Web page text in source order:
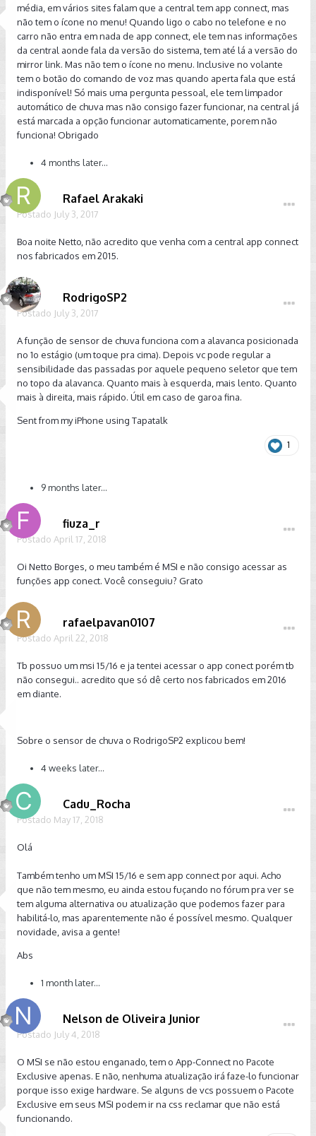
média, em vários sites falam que a central tem app connect, mas
não tem o ícone no menu! Quando ligo o cabo no telefone e no
carro não entra em nada de app connect, ele tem nas informações
da central aonde fala da versão do sistema, tem até lá a versão do
mirror link. Mas não tem o ícone no menu. Inclusive no volante
tem o botão do comando de voz mas quando aperta fala que está
indisponível! Só mais uma pergunta pessoal, ele tem limpador
automático de chuva mas não consigo fazer funcionar, na central já
está marcada a opção funcionar automaticamente, porem não
funciona! Obrigado
4 months later...
Rafael Arakaki
Postado July 3, 2017
Boa noite Netto, não acredito que venha com a central app connect
nos fabricados em 2015.
RodrigoSP2
Postado July 3, 2017
A função de sensor de chuva funciona com a alavanca posicionada
no 1o estágio (um toque pra cima). Depois vc pode regular a
sensibilidade das passadas por aquele pequeno seletor que tem
no topo da alavanca. Quanto mais à esquerda, mais lento. Quanto
mais à direita, mais rápido. Útil em caso de garoa fina.
Sent from my iPhone using Tapatalk
1
9 months later...
fiuza_r
Postado April 17, 2018
Oi Netto Borges, o meu também é MSI e não consigo acessar as
funções app conect. Você conseguiu? Grato
rafaelpavan0107
Postado April 22, 2018
Tb possuo um msi 15/16 e ja tentei acessar o app conect porém tb
não consegui.. acredito que só dê certo nos fabricados em 2016
em diante.
Sobre o sensor de chuva o RodrigoSP2 explicou bem!
4 weeks later...
Cadu_Rocha
Postado May 17, 2018
Olá
Também tenho um MSI 15/16 e sem app connect por aqui. Acho
que não tem mesmo, eu ainda estou fuçando no fórum pra ver se
tem alguma alternativa ou atualização que podemos fazer para
habilitá-lo, mas aparentemente não é possível mesmo. Qualquer
novidade, avisa a gente!
Abs
1 month later...
Nelson de Oliveira Junior
Postado July 4, 2018
O MSI se não estou enganado, tem o App-Connect no Pacote
Exclusive apenas. E não, nenhuma atualização irá faze-lo funcionar
porque isso exige hardware. Se alguns de vcs possuem o Pacote
Exclusive em seus MSI podem ir na css reclamar que não está
funcionando.